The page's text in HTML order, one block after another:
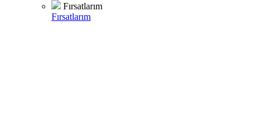
Fırsatlarım
Fırsatlarım